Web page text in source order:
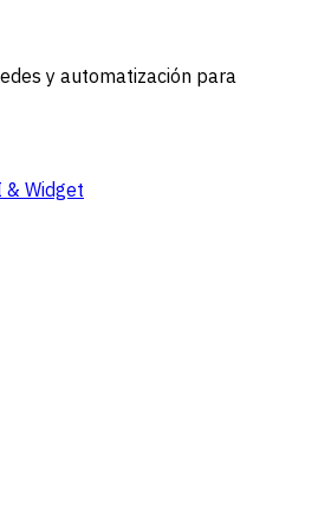
y automatización para
& Widget